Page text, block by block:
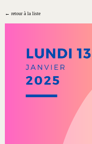
← retour à la liste